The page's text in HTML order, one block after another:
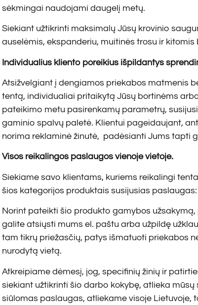
sėkmingai naudojami daugelį metų.
Siekiant užtikrinti maksimalų Jūsų krovinio
auselėmis, ekspanderiu, muitinės trosu ir
Individualius kliento poreikius išpildantys
Atsižvelgiant į dengiamos priekabos matmenis
tentą, individualiai pritaikytą Jūsų bortinėms
pateikimo metu pasirenkamų parametrų,
gaminio spalvų paletė. Klientui pageidaujant,
norima reklaminė žinutė, padėsianti Jums tapti
Visos reikalingos paslaugos vienoje vietoje.
Siekiame savo klientams, kuriems reikalingi
šios kategorijos produktais susijusias
Norint pateikti šio produkto gamybos
galite atsiųsti mums el. paštu arba užpildę
tam tikrų priežasčių, patys išmatuoti priekabos
nurodytą vietą.
Atkreipiame dėmesį, jog, specifinių žinių ir
siekiant užtikrinti šio darbo kokybę, atlieka
siūlomas paslaugas, atliekame visoje Lietuvoje,